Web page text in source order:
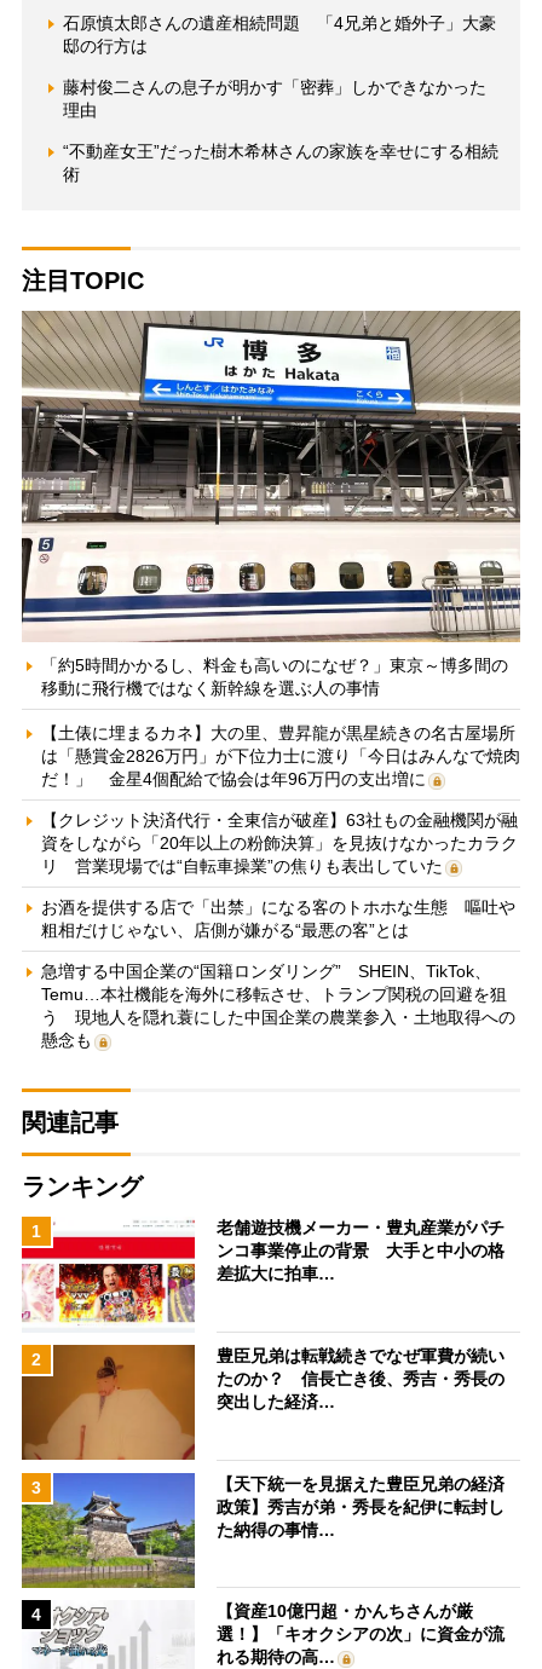
石原慎太郎さんの遺産相続問題 「4兄弟と婚外子」大豪
邸の行方は
藤村俊二さんの息子が明かす「密葬」しかできなかった
理由
“不動産女王”だった樹木希林さんの家族を幸せにする相続
術
注目TOPIC
「約5時間かかるし、料金も高いのになぜ？」東京～博多間の
移動に飛行機ではなく新幹線を選ぶ人の事情
【土俵に埋まるカネ】大の里、豊昇龍が黒星続きの名古屋場所
は「懸賞金2826万円」が下位力士に渡り「今日はみんなで焼肉
だ！」 金星4個配給で協会は年96万円の支出増に
【クレジット決済代行・全東信が破産】63社もの金融機関が融
資をしながら「20年以上の粉飾決算」を見抜けなかったカラク
リ 営業現場では“自転車操業”の焦りも表出していた
お酒を提供する店で「出禁」になる客のトホホな生態 嘔吐や
粗相だけじゃない、店側が嫌がる“最悪の客”とは
急増する中国企業の“国籍ロンダリング” SHEIN、TikTok、
Temu…本社機能を海外に移転させ、トランプ関税の回避を狙
う 現地人を隠れ蓑にした中国企業の農業参入・土地取得への
懸念も
関連記事
ランキング
1
老舗遊技機メーカー・豊丸産業がパチ
ンコ事業停止の背景 大手と中小の格
差拡大に拍車…
2
豊臣兄弟は転戦続きでなぜ軍費が続い
たのか？ 信長亡き後、秀吉・秀長の
突出した経済…
3
【天下統一を見据えた豊臣兄弟の経済
政策】秀吉が弟・秀長を紀伊に転封し
た納得の事情…
4
【資産10億円超・かんちさんが厳
選！】「キオクシアの次」に資金が流
れる期待の高…